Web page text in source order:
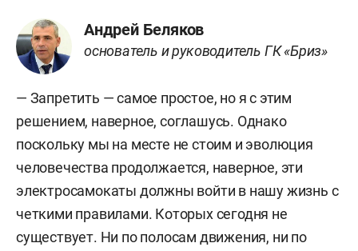
Андрей Беляков
основатель и руководитель ГК «Бриз»
— Запретить — самое простое, но я с этим
решением, наверное, соглашусь. Однако
поскольку мы на месте не стоим и эволюция
человечества продолжается, наверное, эти
электросамокаты должны войти в нашу жизнь с
четкими правилами. Которых сегодня не
существует. Ни по полосам движения, ни по